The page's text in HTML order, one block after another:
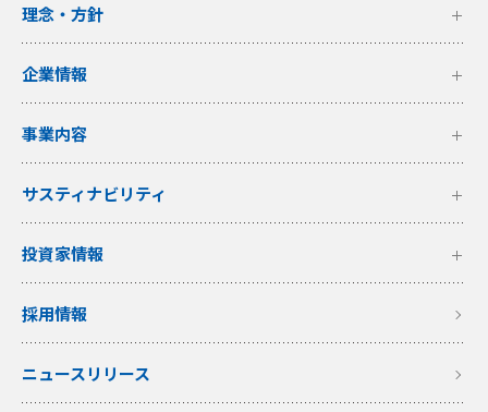
理念・方針
企業情報
事業内容
サスティナビリティ
投資家情報
採用情報
ニュースリリース